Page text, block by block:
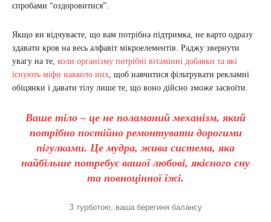
спробами “оздоровитися”.
Якщо ви відчуваєте, що вам потрібна підтримка, не варто одразу
здавати кров на весь алфавіт мікроелементів. Раджу звернути
увагу на те, коли організму потрібні вітамінні добавки та які
існують міфи навколо них , щоб навчитися фільтрувати рекламні
обіцянки і давати тілу лише те, що воно дійсно зможе засвоїти.
Ваше тіло – це не поламаний механізм, який
потрібно постійно ремонтувати дорогими
пігулками. Це мудра, жива система, яка
найбільше потребує вашої любові, якісного сну
та повноцінної їжі.
З турботою, ваша берегиня балансу